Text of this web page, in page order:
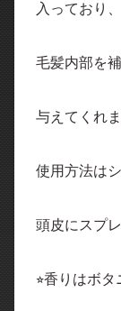
入っており
毛髪内部を
与えてくれま
使用方法は
頭皮にスプ
⭐︎香りはボ